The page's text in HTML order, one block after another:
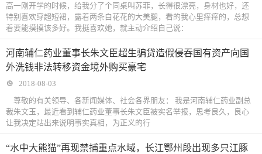
高一刚开学的时候，给我分了个同桌叫苏菲，长得很漂亮，身材也好，还
特别喜欢穿超短裙，露着两条白花花的大美腿，看的我心里痒痒的，总想
着要能摸摸该多好。我挺喜欢她，就主动介绍自己说：
河南辅仁药业董事长朱文臣超生骗贷造假侵吞国有资产向国
外洗钱非法转移资金境外购买豪宅
2018-08-03
尊敬的有关领导、各新闻媒体、社会各界朋友： 我是河南辅仁药业副总
裁朱文玉，最近看到辅仁药业董事长朱文臣被实名举报，思考良久，良心
让我决定站出来说明事实真相，为正义的行
“水中大熊猫”再现禁捕重点水域，长江鄂州段出现多只江豚